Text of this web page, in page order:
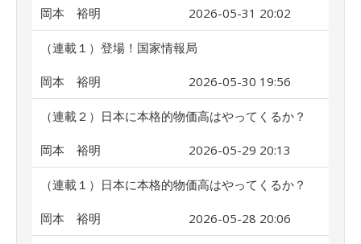
岡本 裕明 2026-05-31 20:02
（連載１）登場！国家情報局
岡本 裕明 2026-05-30 19:56
（連載２）日本に本格的物価高はやってくるか？
岡本 裕明 2026-05-29 20:13
（連載１）日本に本格的物価高はやってくるか？
岡本 裕明 2026-05-28 20:06